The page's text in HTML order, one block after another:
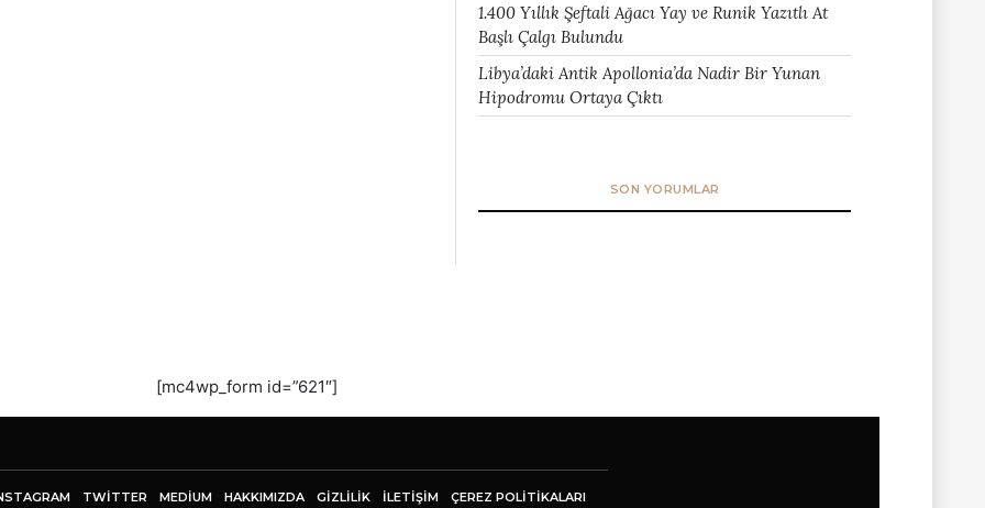
1.400 Yıllık Şeftali Ağacı Yay ve Runik Yazıtlı At
Başlı Çalgı Bulundu
Libya’daki Antik Apollonia’da Nadir Bir Yunan
Hipodromu Ortaya Çıktı
SON YORUMLAR
[mc4wp_form id=”621″]
TWITTER MEDIUM HAKKIMIZDA GİZLİLİK İLETIŞIM ÇEREZ POLITIKALARI